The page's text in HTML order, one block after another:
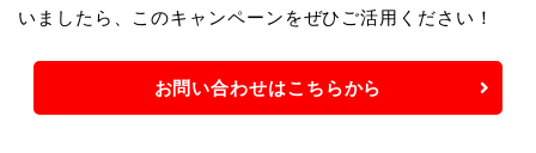
いましたら、 このキャンペーンをぜひご活用ください！
お問い合わせはこちらから